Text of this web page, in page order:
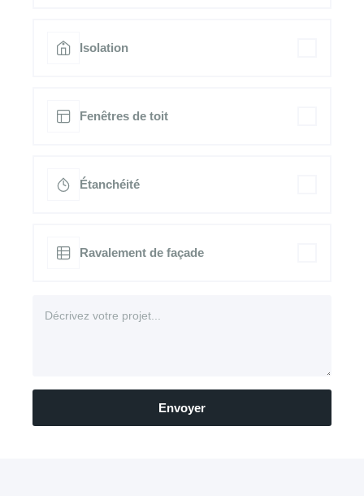
Isolation
Fenêtres de toit
Étanchéité
Ravalement de façade
Envoyer